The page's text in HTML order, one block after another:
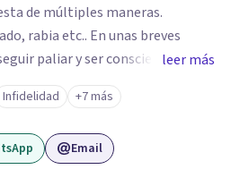
de múltiples maneras.
rabia etc.. En unas breves
paliar y ser consciente del
esta situación. Intentaré aligerar
que todos y todas llevamos.
el proceso. Tú serás el o la
todos los cambios. Te puedo
leer más
Infidelidad +7 más
Email